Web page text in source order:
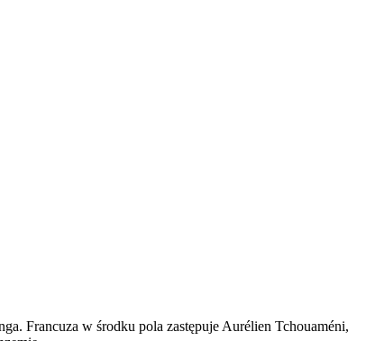
Francuza w środku pola zastępuje Aurélien Tchouaméni,